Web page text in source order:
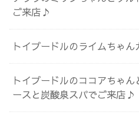
ご来店♪
トイプードルのライムちゃ
トイプードルのココアちゃ
ースと炭酸泉スパでご来店♪